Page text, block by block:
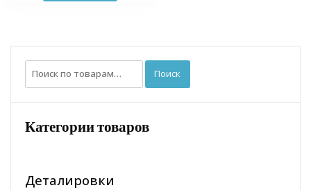
Искать: Поиск
Категории товаров
Деталировки